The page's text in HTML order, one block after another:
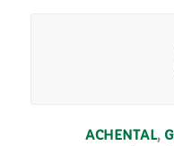
ACHENTAL,